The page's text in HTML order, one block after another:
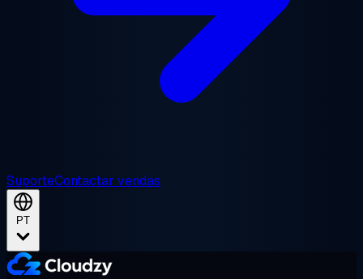
SuporteContactar vendas
PT